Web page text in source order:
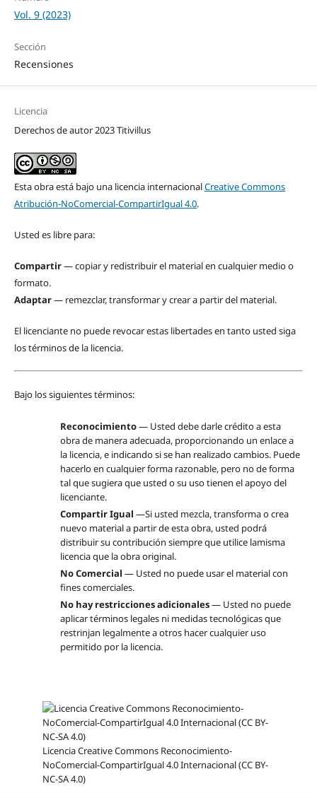
Vol. 9 (2023)
Sección
Recensiones
Licencia
Derechos de autor 2023 Titivillus
Esta obra está bajo una licencia internacionalCreative Commons
Atribución-NoComercial-CompartirIgual 4.0.
Usted es libre para:
Compartir— copiar y redistribuir el material en cualquier medio o
formato.
Adaptar— remezclar, transformar y crear a partir del material.
El licenciante no puede revocar estas libertades en tanto usted siga
los términos de la licencia.
Bajo los siguientes términos:
Reconocimiento— Usted debe darle crédito a esta
obra de manera adecuada, proporcionando un enlace a
la licencia, e indicando si se han realizado cambios. Puede
hacerlo en cualquier forma razonable, pero no de forma
tal que sugiera que usted o su uso tienen el apoyo del
licenciante.
Compartir Igual —Si usted mezcla, transforma o crea
nuevo material a partir de esta obra, usted podrá
distribuir su contribución siempre que utilice lamisma
licencia que la obra original.
No Comercial — Usted no puede usar el material con
fines comerciales.
No hay restricciones adicionales— Usted no puede
aplicar términos legales ni medidas tecnológicas que
restrinjan legalmente a otros hacer cualquier uso
permitido por la licencia.
Licencia Creative Commons Reconocimiento-
NoComercial-CompartirIgual 4.0 Internacional (CC BY-
NC-SA 4.0)